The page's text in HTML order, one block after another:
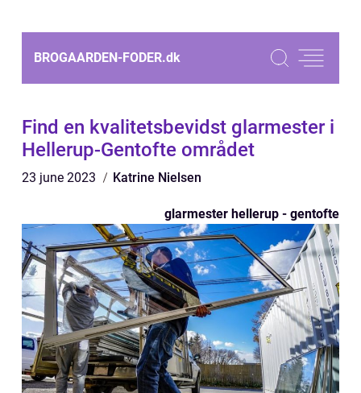
BROGAARDEN-FODER.dk
Find en kvalitetsbevidst glarmester i
Hellerup-Gentofte området
23 june 2023 Katrine Nielsen
glarmester hellerup - gentofte